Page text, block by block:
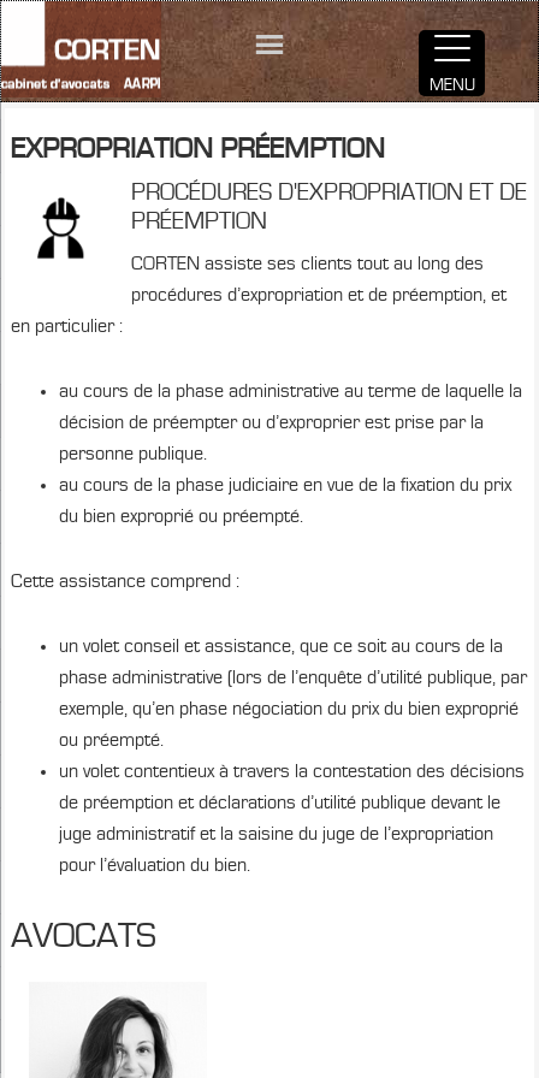
EXPROPRIATION PRÉEMPTION
PROCÉDURES D'EXPROPRIATION ET DE
PRÉEMPTION
CORTEN assiste ses clients tout au long des
procédures d’expropriation et de préemption, et
en particulier :
au cours de la phase administrative au terme de laquelle la
décision de préempter ou d’exproprier est prise par la
personne publique.
au cours de la phase judiciaire en vue de la fixation du prix
du bien exproprié ou préempté.
Cette assistance comprend :
un volet conseil et assistance, que ce soit au cours de la
phase administrative (lors de l’enquête d’utilité publique, par
exemple, qu’en phase négociation du prix du bien exproprié
ou préempté.
un volet contentieux à travers la contestation des décisions
de préemption et déclarations d’utilité publique devant le
juge administratif et la saisine du juge de l’expropriation
pour l’évaluation du bien.
AVOCATS
MENU